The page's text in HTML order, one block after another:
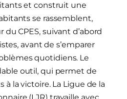
et construit une
se rassemblent,
CPES, suivant d’abord
avant de s’emparer
quotidiens. Le
outil, qui permet de
à la victoire. La Ligue de la